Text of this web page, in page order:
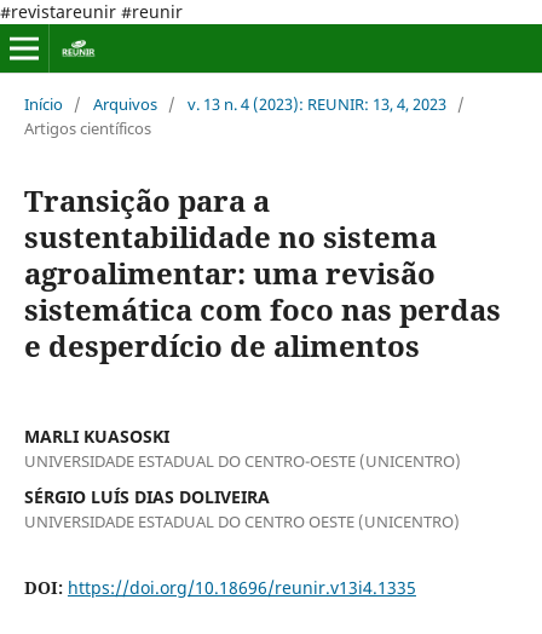
#revistareunir #reunir
Início / Arquivos / v. 13 n. 4 (2023): REUNIR: 13, 4, 2023 /
Artigos científicos
Transição para a
sustentabilidade no sistema
agroalimentar: uma revisão
sistemática com foco nas perdas
e desperdício de alimentos
MARLI KUASOSKI
UNIVERSIDADE ESTADUAL DO CENTRO-OESTE (UNICENTRO)
SÉRGIO LUÍS DIAS DOLIVEIRA
UNIVERSIDADE ESTADUAL DO CENTRO OESTE (UNICENTRO)
DOI: https://doi.org/10.18696/reunir.v13i4.1335